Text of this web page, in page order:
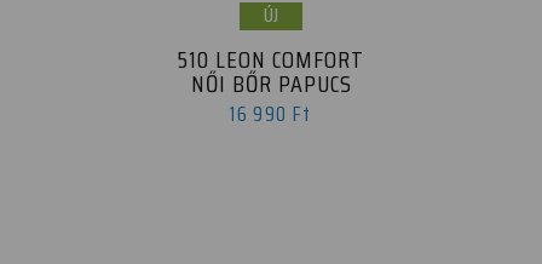
ÚJ
510 LEON COMFORT
NŐI BŐR PAPUCS
16 990 Ft